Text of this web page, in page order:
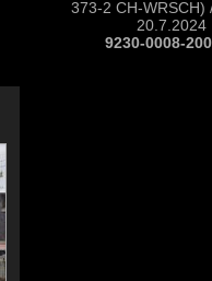
373-2 CH-WRSCH)
20.7.2024
9230-0008-